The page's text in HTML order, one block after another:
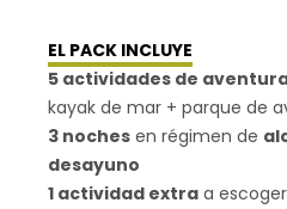
EL PACK INCLUYE
5 actividades de
kayak de mar + parque de
3 noches en régimen de
desayuno
1 actividad extra a